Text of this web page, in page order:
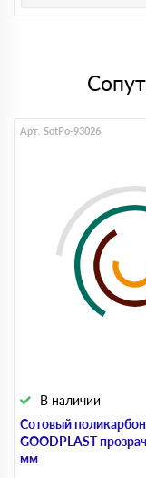
Сотовый
GOODPLAST
мм
В наличии
Арт. SotPo-93026